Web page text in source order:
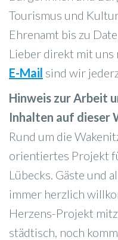
Tourismus und
Ehrenamt bis zu
Lieber direkt mit uns
E-Mail sind wir
Hinweis zur Arbeit
Inhalten auf dieser
Rund um die
orientiertes Projekt
Lübecks. Gäste und
immer herzlich
Herzens-Projekt
städtisch, noch